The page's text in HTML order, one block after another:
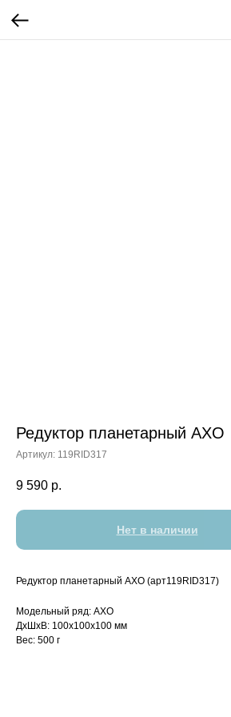
Редуктор планетарный АХO
Артикул: 119RID317
9 590 р.
Нет в наличии
Редуктор планетарный АХO (арт119RID317)
Модельный ряд: AXO
ДxШxВ: 100x100x100 мм
Вес: 500 г